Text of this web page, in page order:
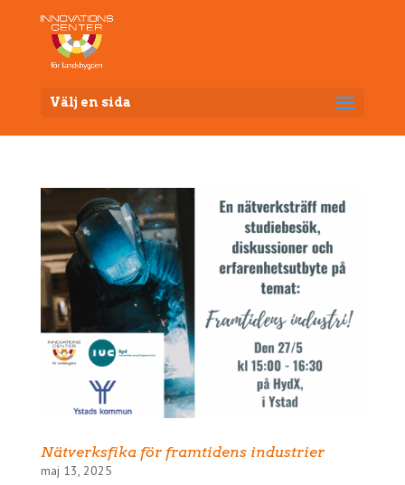
Välj en sida
Nätverksfika för framtidens industrier
maj 13, 2025